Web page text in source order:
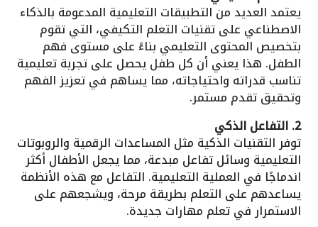
يعتمد العديد من التطبيقات التعليمية المدعومة بالذكاء
الاصطناعي على تقنيات التعلم التكيفي، التي تقوم
بتخصيص المحتوى التعليمي بناءً على مستوى فهم
الطفل. هذا يعني أن كل طفل يحصل على تجربة تعليمية
تناسب قدراته واحتياجاته، مما يساهم في تعزيز الفهم
وتحقيق تقدم مستمر.
2. التفاعل الذكي
توفر التقنيات الذكية مثل المساعدات الرقمية والروبوتات
التعليمية وسائل تفاعل مبدعة، مما يجعل الأطفال أكثر
اندماجًا في العملية التعليمية. التفاعل مع هذه الأنظمة
يساعدهم على التعلم بطريقة مرحة، ويشجعهم على
الاستمرار في تعلم مهارات جديدة.